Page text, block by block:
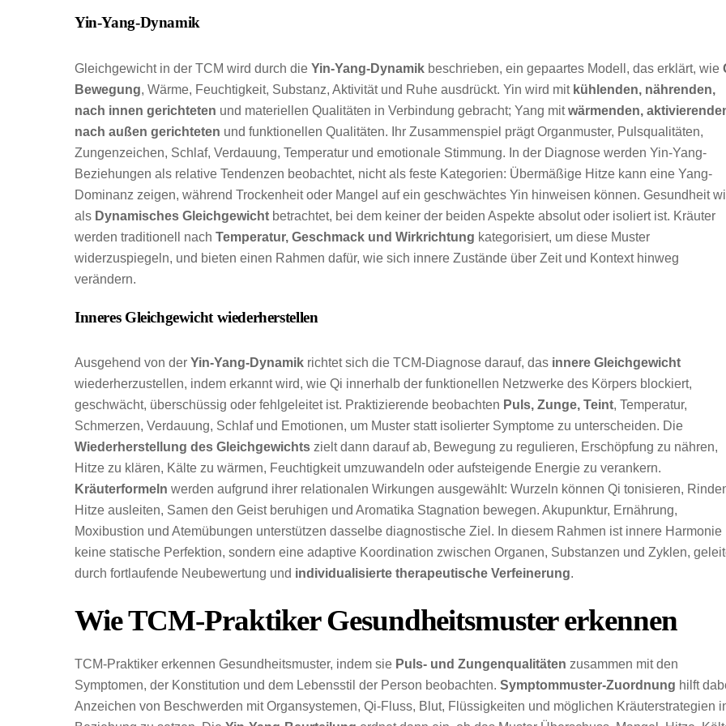
Yin-Yang-Dynamik
Gleichgewicht in der TCM wird durch die Yin-Yang-Dynamik beschrieben, ein gepaartes Modell, das erklärt, wie
Bewegung, Wärme, Feuchtigkeit, Substanz, Aktivität und Ruhe ausdrückt. Yin wird mit kühlenden, nährenden,
nach innen gerichteten und materiellen Qualitäten in Verbindung gebracht; Yang mitwärmenden,
nach außen gerichteten und funktionellen Qualitäten. Ihr Zusammenspiel prägt Organmuster, Pulsqualitäten,
Zungenzeichen, Schlaf, Verdauung, Temperatur und emotionale Stimmung. In der Diagnose werden Yin-Yang-
Beziehungen als relative Tendenzen beobachtet, nicht als feste Kategorien: Übermäßige Hitze kann eine Yang-
Dominanz zeigen, während Trockenheit oder Mangel auf ein geschwächtes Yin hinweisen können. Gesundheit
als Dynamisches Gleichgewicht betrachtet, bei dem keiner der beiden Aspekte absolut oder isoliert ist. Kräuter
werden traditionell nach Temperatur, Geschmack und Wirkrichtung kategorisiert, um diese Muster
widerzuspiegeln, und bieten einen Rahmen dafür, wie sich innere Zustände über Zeit und Kontext hinweg
verändern.
Inneres Gleichgewicht wiederherstellen
Ausgehend von der Yin-Yang-Dynamik richtet sich die TCM-Diagnose darauf, das innere Gleichgewicht
wiederherzustellen, indem erkannt wird, wie Qi innerhalb der funktionellen Netzwerke des Körpers blockiert,
geschwächt, überschüssig oder fehlgeleitet ist. Praktizierende beobachten Puls, Zunge, Teint, Temperatur,
Schmerzen, Verdauung, Schlaf und Emotionen, um Muster statt isolierter Symptome zu unterscheiden. Die
Wiederherstellung des Gleichgewichts zielt dann darauf ab, Bewegung zu regulieren, Erschöpfung zu nähren,
Hitze zu klären, Kälte zu wärmen, Feuchtigkeit umzuwandeln oder aufsteigende Energie zu verankern.
Kräuterformeln werden aufgrund ihrer relationalen Wirkungen ausgewählt: Wurzeln können Qi tonisieren,
Hitze ausleiten, Samen den Geist beruhigen und Aromatika Stagnation bewegen. Akupunktur, Ernährung,
Moxibustion und Atemübungen unterstützen dasselbe diagnostische Ziel. In diesem Rahmen ist innere Harmonie
keine statische Perfektion, sondern eine adaptive Koordination zwischen Organen, Substanzen und Zyklen,
durch fortlaufende Neubewertung und individualisierte therapeutische Verfeinerung.
Wie TCM-Praktiker Gesundheitsmuster erkennen
TCM-Praktiker erkennen Gesundheitsmuster, indem sie Puls- und Zungenqualitäten zusammen mit den
Symptomen, der Konstitution und dem Lebensstil der Person beobachten. Symptommuster-Zuordnung hilft
Anzeichen von Beschwerden mit Organsystemen, Qi-Fluss, Blut, Flüssigkeiten und möglichen Kräuterstrategien